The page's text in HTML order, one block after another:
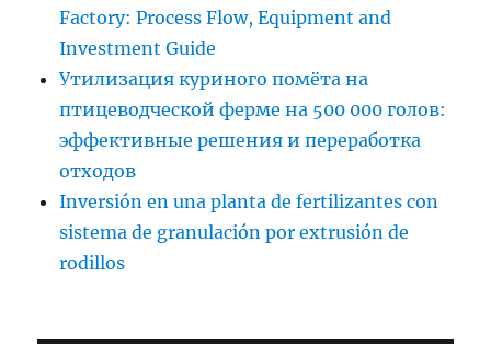
Factory: Process Flow, Equipment and
Investment Guide
Утилизация куриного помёта на
птицеводческой ферме на 500 000 голов:
эффективные решения и переработка
отходов
Inversión en una planta de fertilizantes con
sistema de granulación por extrusión de
rodillos